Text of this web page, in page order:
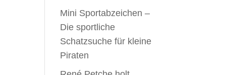
Mini Sportabzeichen –
Die sportliche
Schatzsuche für kleine
Piraten